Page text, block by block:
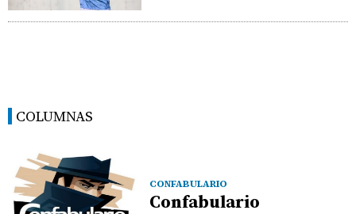
COLUMNAS
CONFABULARIO
Confabulario